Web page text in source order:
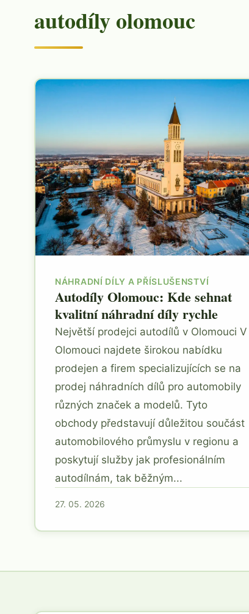
autodíly olomouc
NÁHRADNÍ DÍLY A PŘÍSLUŠENSTVÍ
Autodíly Olomouc: Kde sehnat
kvalitní náhradní díly rychle
Největší prodejci autodílů v Olomouci V
Olomouci najdete širokou nabídku
prodejen a firem specializujících se na
prodej náhradních dílů pro automobily
různých značek a modelů. Tyto
obchody představují důležitou součást
automobilového průmyslu v regionu a
poskytují služby jak profesionálním
autodílnám, tak běžným...
27. 05. 2026